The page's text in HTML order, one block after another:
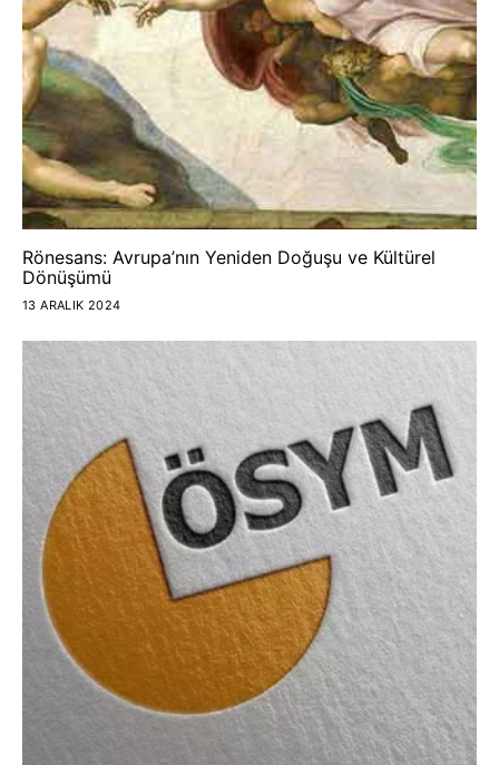
Rönesans: Avrupa’nın Yeniden Doğuşu ve Kültürel
Dönüşümü
13 ARALIK 2024